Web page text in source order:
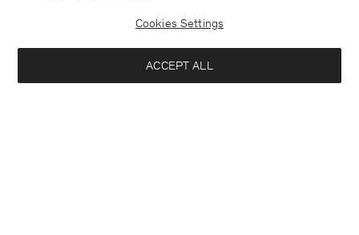
Sweden Svenska
Cookies Settings
ACCEPT ALL